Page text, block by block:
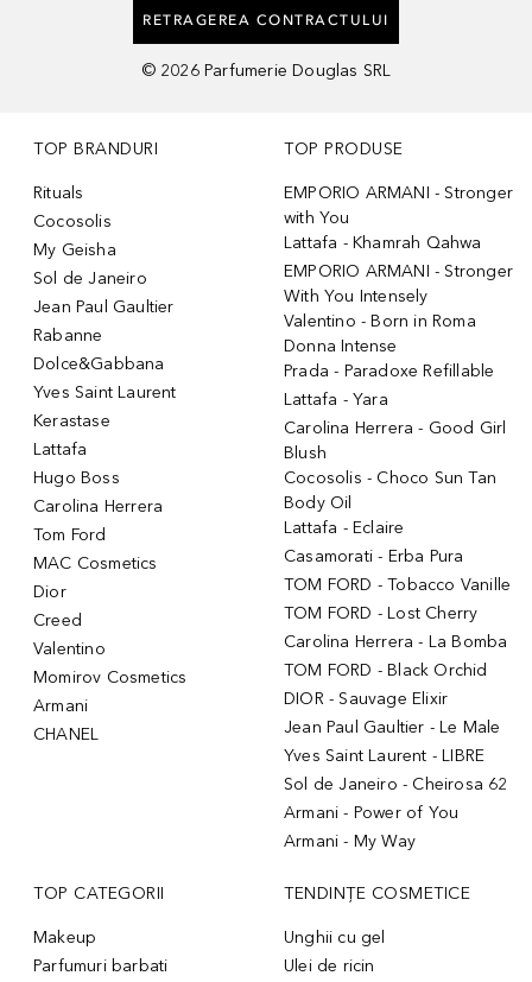
RETRAGEREA CONTRACTULUI
© 2026 Parfumerie Douglas SRL
TOP BRANDURI
Rituals
Cocosolis
My Geisha
Sol de Janeiro
Jean Paul Gaultier
Rabanne
Dolce&Gabbana
Yves Saint Laurent
Kerastase
Lattafa
Hugo Boss
Carolina Herrera
Tom Ford
MAC Cosmetics
Dior
Creed
Valentino
Momirov Cosmetics
Armani
CHANEL
TOP PRODUSE
EMPORIO ARMANI - Stronger
with You
Lattafa - Khamrah Qahwa
EMPORIO ARMANI - Stronger
With You Intensely
Valentino - Born in Roma
Donna Intense
Prada - Paradoxe Refillable
Lattafa - Yara
Carolina Herrera - Good Girl
Blush
Cocosolis - Choco Sun Tan
Body Oil
Lattafa - Eclaire
Casamorati - Erba Pura
TOM FORD - Tobacco Vanille
TOM FORD - Lost Cherry
Carolina Herrera - La Bomba
TOM FORD - Black Orchid
DIOR - Sauvage Elixir
Jean Paul Gaultier - Le Male
Yves Saint Laurent - LIBRE
Sol de Janeiro - Cheirosa 62
Armani - Power of You
Armani - My Way
TOP CATEGORII
Makeup
Parfumuri barbati
TENDINȚE COSMETICE
Unghii cu gel
Ulei de ricin